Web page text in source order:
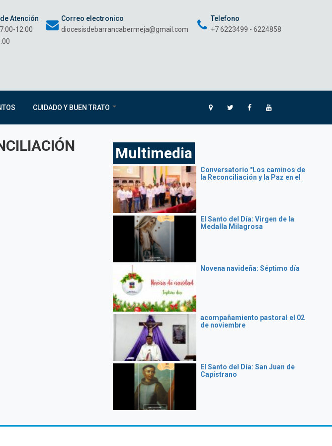
Atención
7:00-12:00
Correo electronico
diocesisdebarrancabermeja@gmail.com
Telefono
+7 6223499 - 6224858
CUIDADO Y BUEN TRATO
Multimedia
Conversatorio "Los caminos de
la Reconciliación y la Paz en el
momento que vive la región del
El Santo del Día: Virgen de la
Medalla Milagrosa
Novena navideña: Séptimo día
acompañamiento pastoral el 02
de noviembre
El Santo del Día: San Juan de
Capistrano